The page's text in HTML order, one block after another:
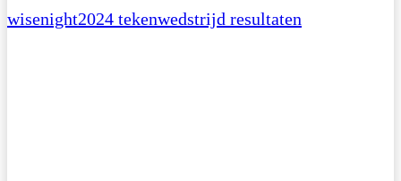
wisenight2024 tekenwedstrijd resultaten